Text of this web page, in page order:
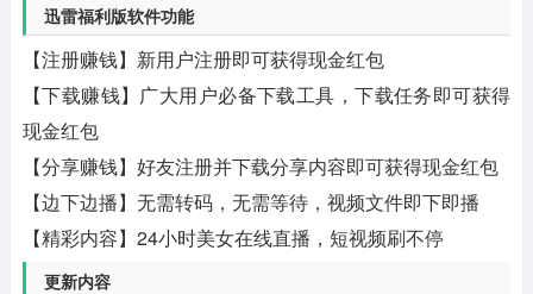
迅雷福利版软件功能
【注册赚钱】新用户注册即可获得现金红包
【下载赚钱】广大用户必备下载工具，下载任务即可获得
现金红包
【分享赚钱】好友注册并下载分享内容即可获得现金红包
【边下边播】无需转码，无需等待，视频文件即下即播
【精彩内容】24小时美女在线直播，短视频刷不停
更新内容